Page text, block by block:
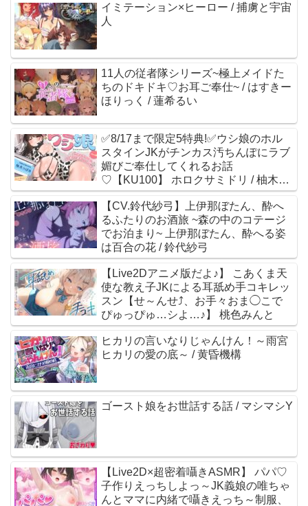
イミテーション×ヒーロー / 捕虜と宇宙
人
11人の従者隊シリーズ~極上メイドた
ちのドキドキ♡お耳ご奉仕~ / はすきー
ほりっく / 蓮希るい
✅8/17まで限定5特典!✅ウシ娘のホル
スタインJKがチンカス汚ちんぽにラブ
媚びご奉仕してくれるお話
♡【KU100】 ホロクサミドリ / 柚木つ
ばめ
【CV.鈴代紗弓】上伊那ぼたん、酔へ
るふたりのお酒旅 ~森の中のコテージ
でお泊まり~ 上伊那ぼたん、酔へる姿
は百合の花 / 鈴代紗弓
【Live2Dアニメ版だよ♪】 こあくま天
使な教え子JKによる耳舐め手コキレッ
スン【せ～んせ⤴、お手々おま◯こで
ぴゅっぴゅ…シよ…♪】 桃色みんと
ヒカリの言いなりじゃんけん！～雨宮
ヒカリの愛の底～ / 黄昏機構
ゴースト娘をお世話する話 / マシマシY
【Live2D×超密着囁きASMR】 パパ♡
子作りえっちしよっ～JK義娘の唯ちゃ
んとママに内緒で囁きえっち～制服、